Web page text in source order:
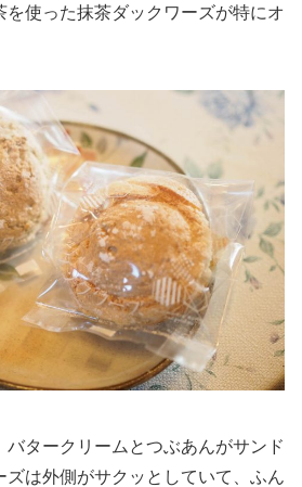
を使った抹茶ダックワーズが特にオ
タークリームとつぶあんがサンド
ズは外側がサクッとしていて、ふん